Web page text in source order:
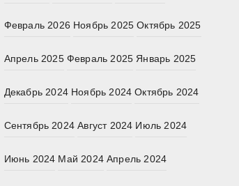
Февраль 2026 Ноябрь 2025 Октябрь 2025
Апрель 2025 Февраль 2025 Январь 2025
Декабрь 2024 Ноябрь 2024 Октябрь 2024
Сентябрь 2024 Август 2024 Июль 2024
Июнь 2024 Май 2024 Апрель 2024